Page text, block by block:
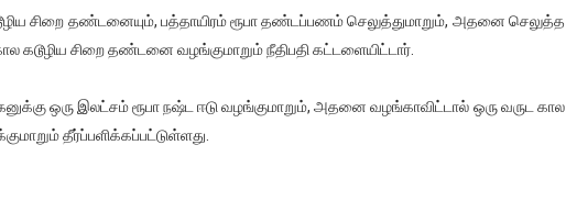
அவசர சந்திப்பு (படங்கள், விடியோ)
கன்றுக்குட்டி! (வீடியோ)
சிறை தண்டனையும், பத்தாயிரம் ரூபா தண்டப்பணம் செலுத்துமாறும், அதனை செலுத்த
கடூழிய சிறை தண்டனை வழங்குமாறும் நீதிபதி கட்டளையிட்டார்.
ஒரு இலட்சம் ரூபா நஷ்ட ஈடு வழங்குமாறும், அதனை வழங்காவிட்டால் ஒரு வருட கால
தீர்ப்பளிக்கப்பட்டுள்ளது.